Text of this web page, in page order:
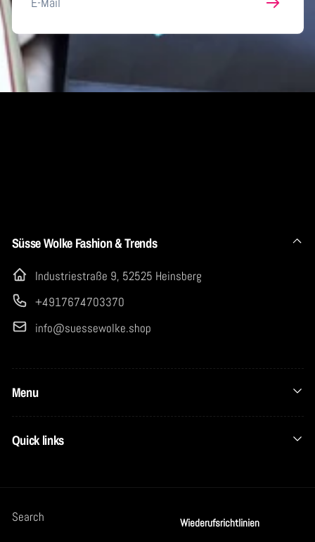
E-
Mail
Süsse Wolke Fashion & Trends
Industriestraße 9, 52525 Heinsberg
+4917674703370
info@suessewolke.shop
Menu
Quick links
Search Wiederufsrichtlinien